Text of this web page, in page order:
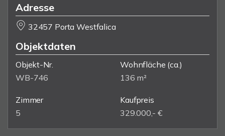
Adresse
32457 Porta Westfalica
Objektdaten
Objekt-Nr.
WB-746
Wohnfläche (ca.)
136 m²
Zimmer
5
Kaufpreis
329.000,- €